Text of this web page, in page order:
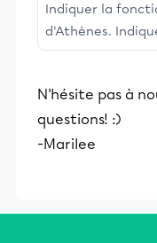
Indiquer la
d'Athènes.
athénienne.
N'hésite pas à
questions! :)
-Marilee